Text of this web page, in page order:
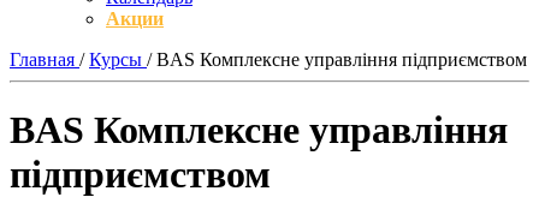
Акции
Главная / Курсы / BAS Комплексне управління підприємством
BAS Комплексне управління
підприємством